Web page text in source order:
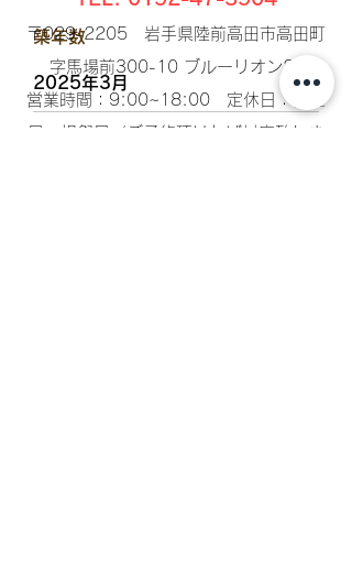
​築年数
2025年3月
〒029-2205 岩手県陸前高田市高田町
字馬場前300-10 ブルーリオン2F​
営業時間：9:00~18:00 定休日：日曜
日・祝祭日（ご予約頂ければ対応致しま